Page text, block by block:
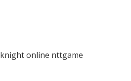
knight online nttgame